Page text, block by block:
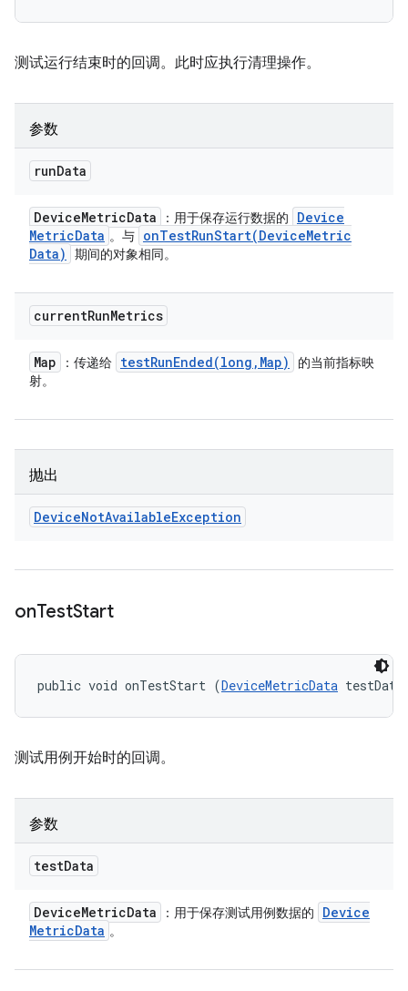
测试运行结束时的回调。此时应执行清理操作。
参数
runData
DeviceMetricData ：用于保存运行数据的
Device
MetricData 。与 onTestRunStart(DeviceMetric
Data)
期间的对象相同。
currentRunMetrics
Map ：传递给 testRunEnded(long , Map)
的当前指标映
射。
抛出
DeviceNotAvailableException
onTestStart
public void onTestStart (DeviceMetricData
测试用例开始时的回调。
参数
testData
DeviceMetricData ：用于保存测试用例数据的
Device
MetricData 。